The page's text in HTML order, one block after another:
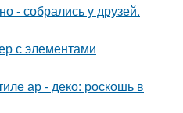
- собрались у друзей.
с элементами
ар - деко: роскошь в